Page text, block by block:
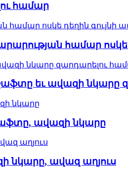
համար
համար ոսկե
եւ ավազի
ավազի նկարը
նկարը, ավազ աղյուս